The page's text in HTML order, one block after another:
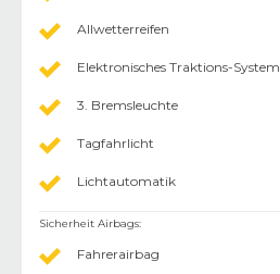
Allwetterreifen
Elektronisches Traktions-System
3. Bremsleuchte
Tagfahrlicht
Lichtautomatik
Sicherheit Airbags:
Fahrerairbag